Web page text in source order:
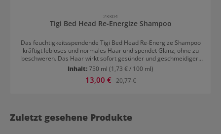
23304
Tigi Bed Head Re-Energize Shampoo
Das feuchtigkeitsspendende Tigi Bed Head Re-Energize Shampoo
kräftigt lebloses und normales Haar und spendet Glanz, ohne zu
beschweren. Das Haar wirkt sofort gesünder und geschmeidiger.
Coloriertes Haar wird geschützt. Tigi Bed Head Urban Anti Dotes
Re-Energize Shampoo sorgt bei normalem Haar für den täglichen
Frischekick. Müde Strähnen bekommen sofort mehr Energie.
Inhalt:750 ml (1,73 € / 100 ml)
Verkaufspreis:
13,00 € Regulärer Preis:
20,77 €
Zuletzt gesehene Produkte